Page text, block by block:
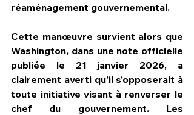
réaménagement gouvernemental.
Cette manœuvre survient alors que
Washington, dans une note officielle
publiée le 21 janvier 2026, a
clairement averti qu’il s’opposerait à
toute initiative visant à renverser le
chef du gouvernement. Les